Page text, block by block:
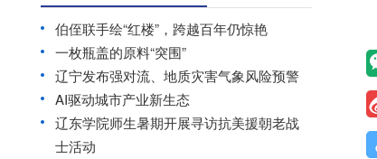
伯侄联手绘“红楼”，跨越百年仍惊艳
一枚瓶盖的原料“突围”
辽宁发布强对流、地质灾害气象风险预警
AI驱动城市产业新生态
辽东学院师生暑期开展寻访抗美援朝老战
士活动